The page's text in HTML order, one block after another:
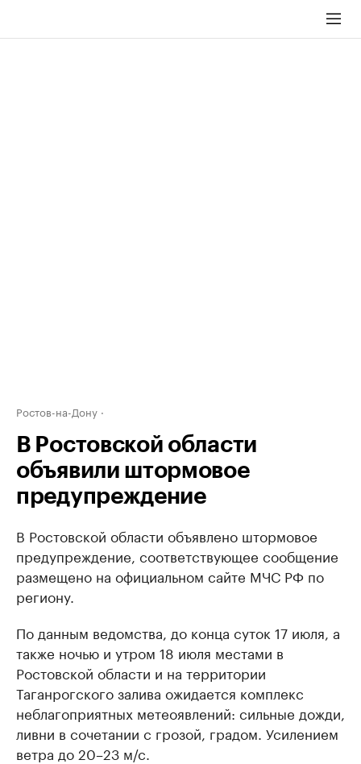
Ростов-на-Дону
В Ростовской области
объявили штормовое
предупреждение
В Ростовской области объявлено штормовое
предупреждение, соответствующее сообщение
размещено на официальном сайте МЧС РФ по
региону.
По данным ведомства, до конца суток 17 июля, а
также ночью и утром 18 июля местами в
Ростовской области и на территории
Таганрогского залива ожидается комплекс
неблагоприятных метеоявлений: сильные дожди,
ливни в сочетании с грозой, градом. Усилением
ветра до 20–23 м/с.